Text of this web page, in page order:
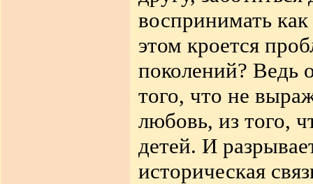
воспринимать
этом кроется
поколений? Ведь
того, что не
любовь, из того,
детей. И
историческая